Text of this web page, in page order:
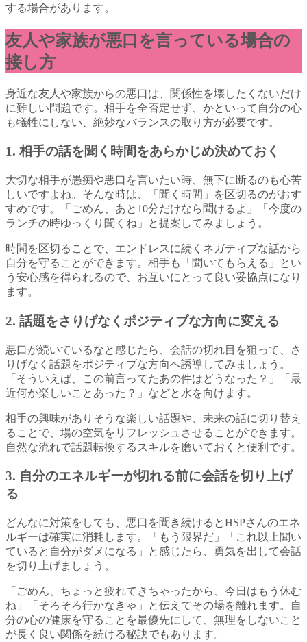
する場合があります。
友人や家族が悪口を言っている場合の
接し方
身近な友人や家族からの悪口は、関係性を壊したくないだけ
に難しい問題です。相手を全否定せず、かといって自分の心
も犠牲にしない、絶妙なバランスの取り方が必要です。
1. 相手の話を聞く時間をあらかじめ決めておく
大切な相手が愚痴や悪口を言いたい時、無下に断るのも心苦
しいですよね。そんな時は、「聞く時間」を区切るのがおす
すめです。「ごめん、あと10分だけなら聞けるよ」「今度の
ランチの時ゆっくり聞くね」と提案してみましょう。
時間を区切ることで、エンドレスに続くネガティブな話から
自分を守ることができます。相手も「聞いてもらえる」とい
う安心感を得られるので、お互いにとって良い妥協点になり
ます。
2. 話題をさりげなくポジティブな方向に変える
悪口が続いているなと感じたら、会話の切れ目を狙って、さ
りげなく話題をポジティブな方向へ誘導してみましょう。
「そういえば、この前言ってたあの件はどうなった？」「最
近何か楽しいことあった？」などと水を向けます。
相手の興味がありそうな楽しい話題や、未来の話に切り替え
ることで、場の空気をリフレッシュさせることができます。
自然な流れで話題転換するスキルを磨いておくと便利です。
3. 自分のエネルギーが切れる前に会話を切り上げ
る
どんなに対策をしても、悪口を聞き続けるとHSPさんのエネ
ルギーは確実に消耗します。「もう限界だ」「これ以上聞い
ていると自分がダメになる」と感じたら、勇気を出して会話
を切り上げましょう。
「ごめん、ちょっと疲れてきちゃったから、今日はもう休む
ね」「そろそろ行かなきゃ」と伝えてその場を離れます。自
分の心の健康を守ることを最優先にして、無理をしないこと
が長く良い関係を続ける秘訣でもあります。